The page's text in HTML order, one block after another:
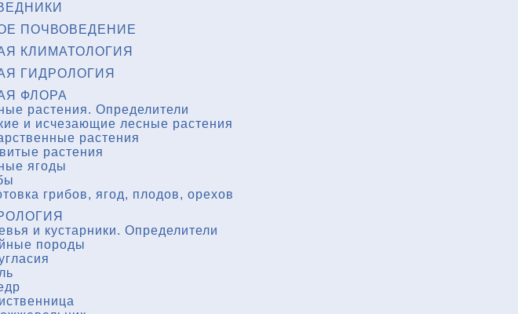
ПОЧВОВЕДЕНИЕ
КЛИМАТОЛОГИЯ
ГИДРОЛОГИЯ
ФЛОРА
растения. Определители
и исчезающие лесные растения
растения
растения
ягоды
грибов, ягод, плодов, орехов
и кустарники. Определители
породы